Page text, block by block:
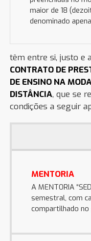
maior de 18
denominado
têm entre si, justo e
CONTRATO DE
DE ENSINO NA
DISTÂNCIA, que se
condições a seguir
MENTORIA
A MENTORIA
semestral, com
compartilhado